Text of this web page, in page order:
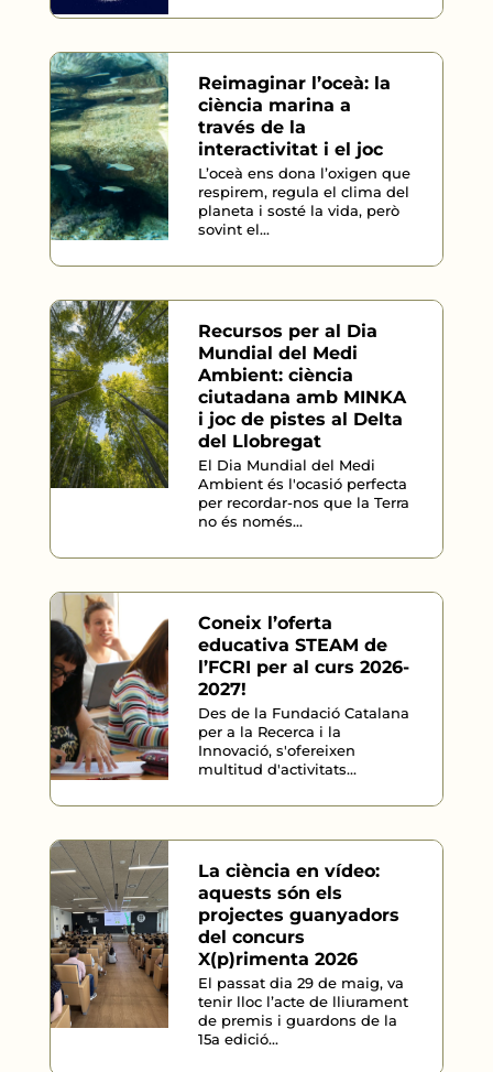
Reimaginar l’oceà: la
ciència marina a
través de la
interactivitat i el joc
L’oceà ens dona l’oxigen que
respirem, regula el clima del
planeta i sosté la vida, però
sovint el...
Recursos per al Dia
Mundial del Medi
Ambient: ciència
ciutadana amb MINKA
i joc de pistes al Delta
del Llobregat
El Dia Mundial del Medi
Ambient és l'ocasió perfecta
per recordar-nos que la Terra
no és només...
Coneix l’oferta
educativa STEAM de
l’FCRI per al curs 2026-
2027!
Des de la Fundació Catalana
per a la Recerca i la
Innovació, s'ofereixen
multitud d'activitats...
La ciència en vídeo:
aquests són els
projectes guanyadors
del concurs
X(p)rimenta 2026
El passat dia 29 de maig, va
tenir lloc l’acte de lliurament
de premis i guardons de la
15a edició...